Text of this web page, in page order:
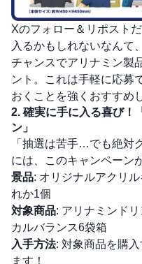
Xのフォロー＆リポスト
入るかもしれないなんて
チャンスでアリナミン製
ント。これは手軽に応募
おくことを強くおすすめ
2. 確実に手に入る喜び！
ン」
「抽選は苦手…でも絶対
には、このキャンペーン
景品: オリジナルアクリ
れか1個
対象商品: アリナミンド
カルバランス6袋箱
入手方法: 対象商品を購
ます！